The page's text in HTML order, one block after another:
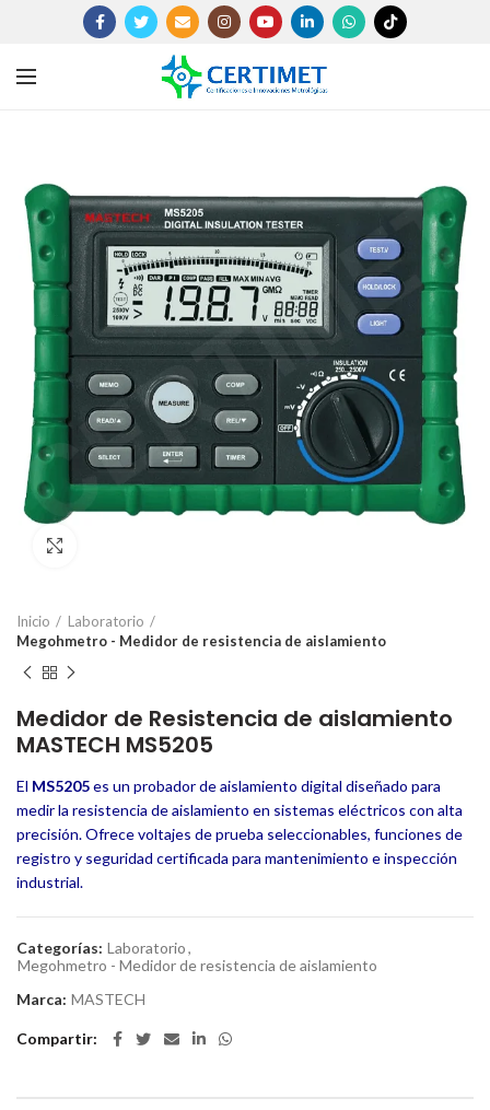
Inicio
Laboratorio
Megohmetro - Medidor de resistencia de aislamiento
Medidor de Resistencia de aislamiento
MASTECH MS5205
El MS5205es un probador de aislamiento digital diseñado para
medir la resistencia de aislamiento en sistemas eléctricos con alta
precisión. Ofrece voltajes de prueba seleccionables, funciones de
registro y seguridad certificada para mantenimiento e inspección
industrial.
Categorías: Laboratorio,
Megohmetro - Medidor de resistencia de aislamiento
Marca: MASTECH
Compartir